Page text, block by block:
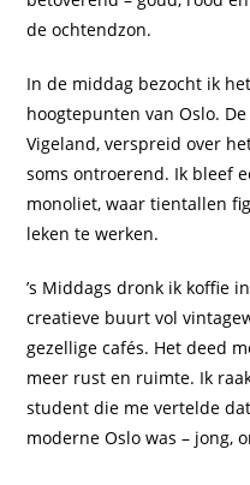
de ochtendzon.
In de middag bezocht ik
hoogtepunten van Oslo.
Vigeland, verspreid over
soms ontroerend. Ik bleef
monoliet, waar tientallen
leken te werken.
’s Middags dronk ik koffie
creatieve buurt vol
gezellige cafés. Het deed
meer rust en ruimte. Ik
student die me vertelde
moderne Oslo was – jong,